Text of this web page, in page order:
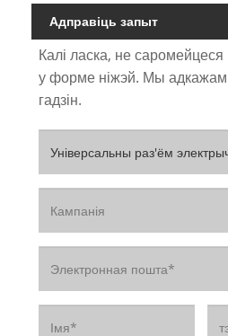
Адправіць запыт
Калі ласка, не саромейцеся
у форме ніжэй. Мы
гадзін.